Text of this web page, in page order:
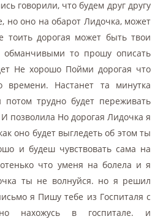
говорили, что будем друг другу
но оно на обарот Лидочка, может
дорогая может быть твои
обманчивыми то прошу описать
Не хорошо Пойми дорогая что
времени. Настанет та минутка
потом трудно будет переживать
И позволила Но дорогая Лидочка я
оно будет выгледеть об этом ты
и будеш чувствовать сама на
что уменя на болела и я
ты не волнуйся. но я решил
я Пишу тебе из Госпиталя с
нахожусь в госпитале. и